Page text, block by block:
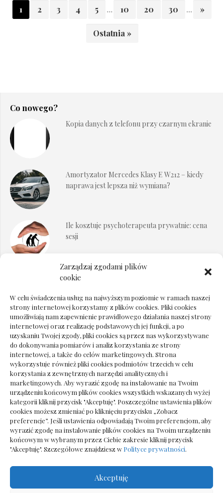
Zarządzaj zgodami plików
cookie
W celu świadczenia usług na najwyższym poziomie w ramach naszej
strony internetowej korzystamy z plików cookies. Pliki cookies
umożliwiają nam zapewnienie prawidłowego działania naszej strony
internetowej oraz realizację podstawowych jej funkcji, a po
uzyskaniu Twojej zgody, pliki cookies są przez nas wykorzystywane
do dokonywania pomiarów i analiz korzystania ze strony
internetowej, a także do celów marketingowych. Strona
wykorzystuje również pliki cookies podmiotów trzecich w celu
korzystania z zewnętrznych narzędzi analitycznych i
marketingowych. Aby wyrazić zgodę na instalowanie na Twoim
urządzeniu końcowym plików cookies wszystkich wskazanych wyżej
kategorii kliknij przycisk "Akceptuję". Poszczególne ustawienia plików
cookies możesz zmieniać po kliknięciu przycisku „Zobacz
preferencje”. Jeśli ustawienia odpowiadają Twoim preferencjom, aby
wyrazić zgodę na instalowanie plików cookies na Twoim urządzeniu
końcowym w wybranym przez Ciebie zakresie kliknij przycisk
"Akceptuję". Szczegółowe znajdziesz w Polityce prywatności.
Akceptuję
1 2 3 4 5 ... 10 20 30 ... »
Ostatnia »
Co nowego?
Kopia danych z telefonu przy czarnym ekranie
Amortyzator Mercedes Klasy E W212 – kiedy
naprawa jest lepsza niż wymiana?
Ile kosztuje psychoterapeuta prywatnie: cena
sesji
Dokumenty do odbioru przy zmianie biura
Deska podłogowa do salonu: jak wybrać bez
pośpiechu